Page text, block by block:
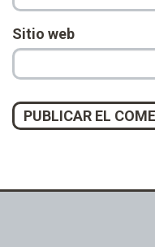
Sitio web